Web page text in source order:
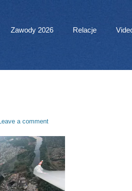
Zawody 2026 Relacje
a comment